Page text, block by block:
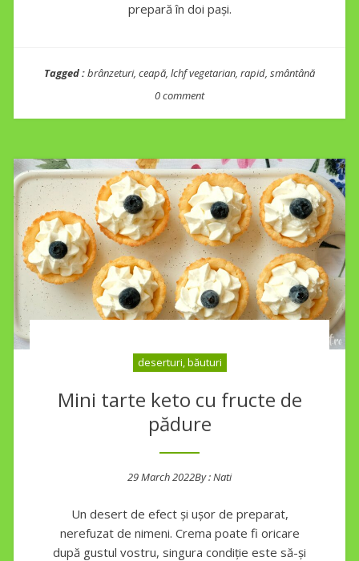
prepară în doi pași.
Tagged :brânzeturi, ceapă, lchf vegetarian, rapid, smântână
0 comment
deserturi, băuturi
Mini tarte keto cu fructe de
pădure
29 March 2022By :Nati
Un desert de efect și ușor de preparat,
nerefuzat de nimeni. Crema poate fi oricare
după gustul vostru, singura condiție este să-și